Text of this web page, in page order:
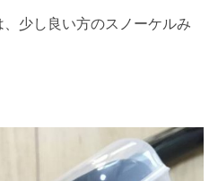
少し良い方のスノーケルみ